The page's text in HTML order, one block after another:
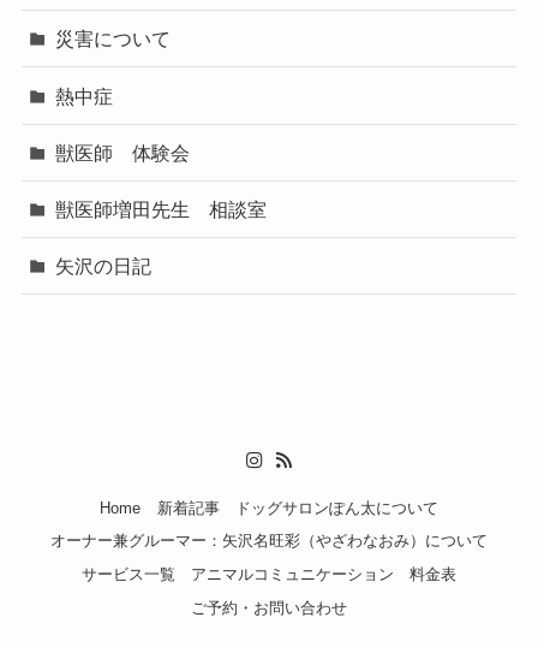
災害について
熱中症
獣医師 体験会
獣医師増田先生 相談室
矢沢の日記
Home 新着記事
ドッグサロンぽん太について
オーナー兼グルーマー：矢沢名旺彩（やざわなおみ）について
サービス一覧
アニマルコミュニケーション
料金表
ご予約・お問い合わせ